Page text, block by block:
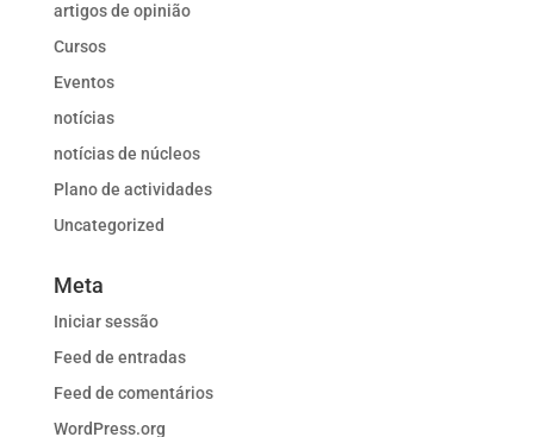
artigos de opinião
Cursos
Eventos
notícias
notícias de núcleos
Plano de actividades
Uncategorized
Meta
Iniciar sessão
Feed de entradas
Feed de comentários
WordPress.org